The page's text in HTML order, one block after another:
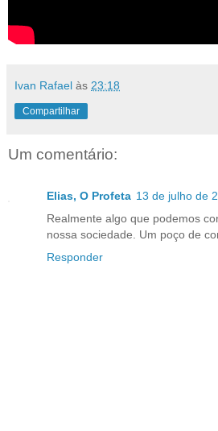
Ivan Rafael às 23:18
Compartilhar
Um comentário:
Elias, O Profeta 13 de julho de
Realmente algo que podemos
nossa sociedade. Um poço de
Responder